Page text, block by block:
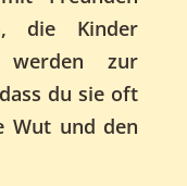
die Kinder
werden zur
du sie oft
Wut und den